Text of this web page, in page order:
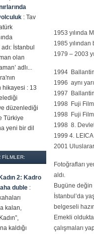
1953 yılında
1985
1979 – 2003
1994
1996 aynı
1997
1998 Fuji Film
1998 Fuji
1998 8.
1999 4.
2001
Fotoğrafları
aldı.
Bugüne
İstanbul’da
belgeseli
Emekli
çalışmaları
: Tav
İstanbul
olan
adlı...
hikayesi : 13
düzenlediği
Türkiye
yeni bir dil
FILMLER:
2: Kadro
duble :
kalan,
kaldığı